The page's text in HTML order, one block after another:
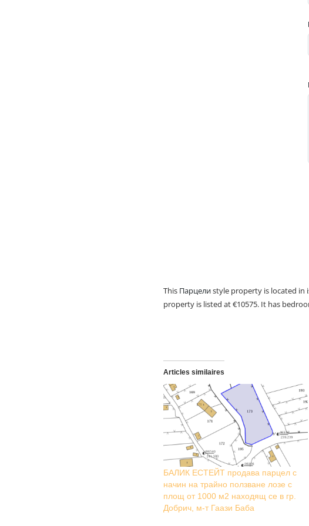
This Парцелиstyle property is located in
property is listed at €10575. It has
Articles similaires
БАЛИК ЕСТЕЙТ продава парцел с
начин на трайно ползване лозе с
площ от 1000 м2 находящ се в гр.
Добрич, м-т Гаази Баба